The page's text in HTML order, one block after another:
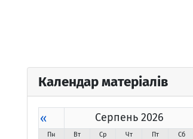
Календар матеріалів
« Серпень 2026
Пн Вт Ср Чт Пт Сб